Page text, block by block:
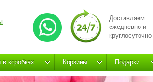
Доставляем
ежедневно и
круглосуточно
в коробках Корзины Подарки